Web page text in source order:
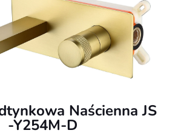
Naścienna JS
-Y254M-D